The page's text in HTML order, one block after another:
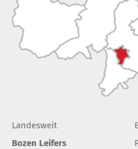
Landesweit
Bozen Leifers